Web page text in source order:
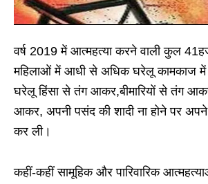
वर्ष 2019 में आत्महत्या करने वाली कुल
महिलाओं में आधी से अधिक घरेलू कामकाज में
घरेलू हिंसा से तंग आकर,बीमारियों से तंग
आकर, अपनी पसंद की शादी ना होने पर अपने
कर ली।
कहीं-कहीं सामूहिक और पारिवारिक